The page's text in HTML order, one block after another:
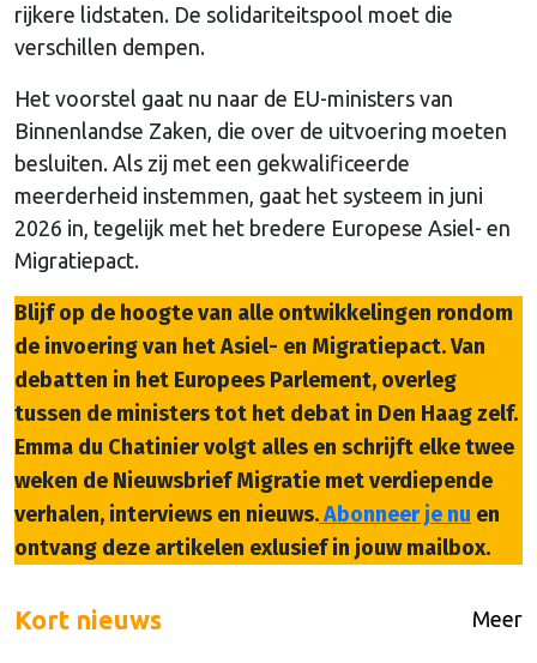
rijkere lidstaten. De solidariteitspool moet die
verschillen dempen.
Het voorstel gaat nu naar de EU-ministers van
Binnenlandse Zaken, die over de uitvoering moeten
besluiten. Als zij met een gekwalificeerde
meerderheid instemmen, gaat het systeem in juni
2026 in, tegelijk met het bredere Europese Asiel- en
Migratiepact.
Blijf op de hoogte van alle ontwikkelingen rondom
de invoering van het Asiel- en Migratiepact. Van
debatten in het Europees Parlement, overleg
tussen de ministers tot het debat in Den Haag zelf.
Emma du Chatinier volgt alles en schrijft elke twee
weken de Nieuwsbrief Migratie met verdiepende
verhalen, interviews en nieuws.Abonneer je nu en
ontvang deze artikelen exlusief in jouw mailbox.
Kort nieuws Meer